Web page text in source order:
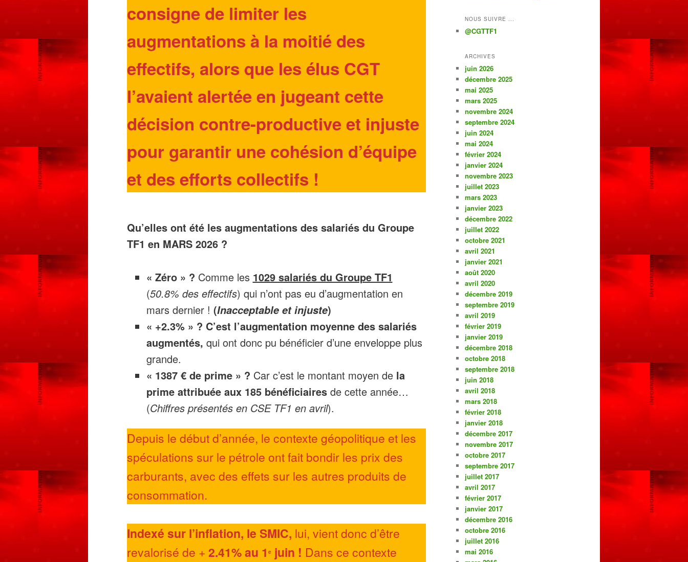
consigne de limiter les
augmentations à la moitié des
effectifs, alors que les élus CGT
l’avaient alertée en jugeant cette
décision contre-productive et injuste
pour garantir une cohésion d’équipe
et des efforts collectifs !
Qu’elles ont été les augmentations des salariés du Groupe
TF1 en MARS 2026 ?
« Zéro » ? Comme les 1029 salariés du Groupe TF1
(50.8% des effectifs) qui n’ont pas eu d’augmentation en
mars dernier ! (Inacceptable et injuste)
« +2.3% » ? C’est l’augmentation moyenne des salariés
augmentés, qui ont donc pu bénéficier d’une enveloppe plus
grande.
« 1387 € de prime » ? Car c’est le montant moyen dela
prime attribuée aux 185 bénéficiaires de cette année…
(Chiffres présentés en CSE TF1 en avril).
Depuis le début d’année, le contexte géopolitique et les
spéculations sur le pétrole ont fait bondir les prix des
carburants, avec des effets sur les autres produits de
consommation.
Indexé sur l’inflation, le SMIC, lui, vient donc d’être
revalorisé de + 2.41% au 1 e juin ! Dans ce contexte
NOUS SUIVRE ...
@CGTTF1
ARCHIVES
juin 2026
décembre 2025
mai 2025
mars 2025
novembre 2024
septembre 2024
juin 2024
mai 2024
février 2024
janvier 2024
novembre 2023
juillet 2023
mars 2023
janvier 2023
décembre 2022
juillet 2022
octobre 2021
avril 2021
janvier 2021
août 2020
avril 2020
décembre 2019
septembre 2019
avril 2019
février 2019
janvier 2019
décembre 2018
octobre 2018
septembre 2018
juin 2018
avril 2018
mars 2018
février 2018
janvier 2018
décembre 2017
novembre 2017
octobre 2017
septembre 2017
juillet 2017
avril 2017
février 2017
janvier 2017
décembre 2016
octobre 2016
juillet 2016
mai 2016